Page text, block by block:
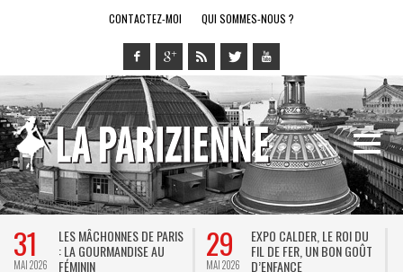
CONTACTEZ-MOI QUI SOMMES-NOUS ?
31
MAI 2026
LES MÂCHONNES DE PARIS
: LA GOURMANDISE AU
FÉMININ
29
MAI 2026
EXPO CALDER, LE ROI DU
FIL DE FER, UN BON GOÛT
D’ENFANCE